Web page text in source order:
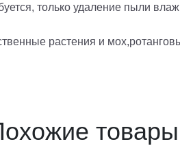
только удаление пыли
растения и
товары